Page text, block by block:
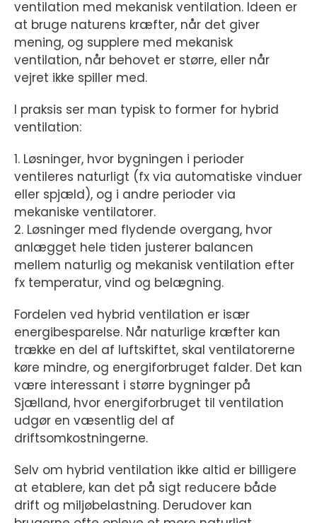
ventilation med mekanisk ventilation. Ideen er
at bruge naturens kræfter, når det giver
mening, og supplere med mekanisk
ventilation, når behovet er større, eller når
vejret ikke spiller med.
I praksis ser man typisk to former for hybrid
ventilation:
1. Løsninger, hvor bygningen i perioder
ventileres naturligt (fx via automatiske vinduer
eller spjæld), og i andre perioder via
mekaniske ventilatorer.
2. Løsninger med flydende overgang, hvor
anlægget hele tiden justerer balancen
mellem naturlig og mekanisk ventilation efter
fx temperatur, vind og belægning.
Fordelen ved hybrid ventilation er især
energibesparelse. Når naturlige kræfter kan
trække en del af luftskiftet, skal ventilatorerne
køre mindre, og energiforbruget falder. Det kan
være interessant i større bygninger på
Sjælland, hvor energiforbruget til ventilation
udgør en væsentlig del af
driftsomkostningerne.
Selv om hybrid ventilation ikke altid er billigere
at etablere, kan det på sigt reducere både
drift og miljøbelastning. Derudover kan